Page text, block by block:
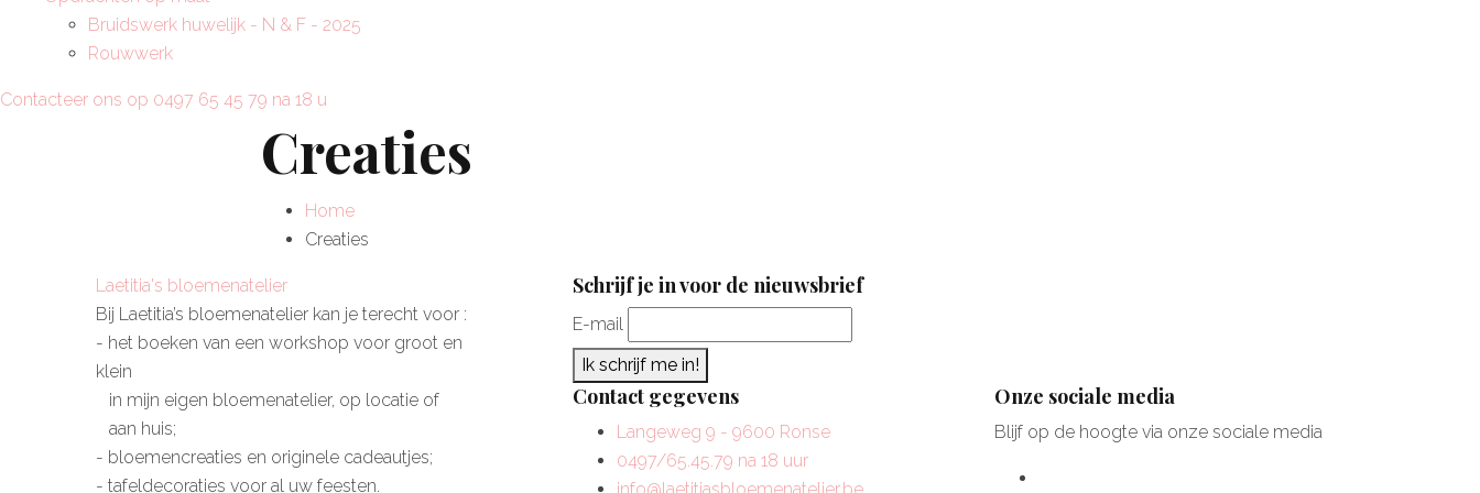
Bruidswerk huwelijk - N & F - 2025
Rouwwerk
Contacteer ons op 0497 65 45 79 na 18 u
Creaties
Home
Creaties
Schrijf je in voor de nieuwsbrief
E-mail
Ik schrijf me in!
Contact gegevens
Langeweg 9 - 9600 Ronse
0497/65.45.79 na 18 uur
Onze sociale media
Blijf op de hoogte via onze sociale media
Laetitia's bloemenatelier
Bij Laetitia’s bloemenatelier kan je terecht voor :
- het boeken van een workshop voor groot en
klein
in mijn eigen bloemenatelier, op locatie of
aan huis;
- bloemencreaties en originele cadeautjes;
- tafeldecoraties voor al uw feesten.